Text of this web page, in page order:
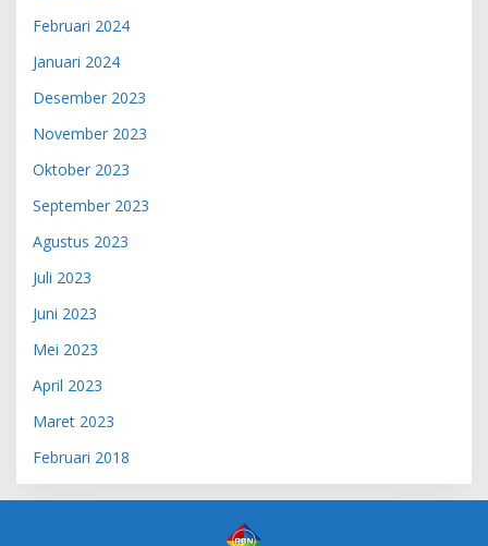
Februari 2024
Januari 2024
Desember 2023
November 2023
Oktober 2023
September 2023
Agustus 2023
Juli 2023
Juni 2023
Mei 2023
April 2023
Maret 2023
Februari 2018